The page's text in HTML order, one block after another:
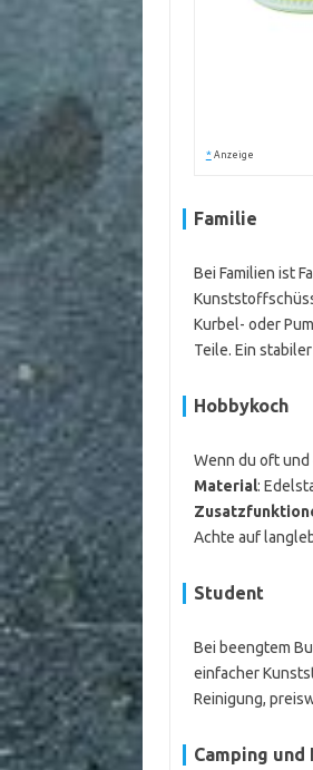
* Anzeige
Familie
Bei Familien ist
Kurbel- oder
Teile. Ein
Hobbykoch
Wenn du oft
Material:
Achte auf
Student
Bei beengtem
einfacher
Reinigung,
Camping und